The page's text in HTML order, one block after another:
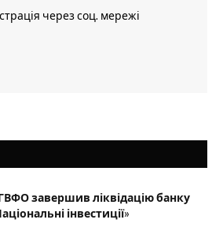
через соц. мережі
завершив ліквідацію банку
інвестиції»